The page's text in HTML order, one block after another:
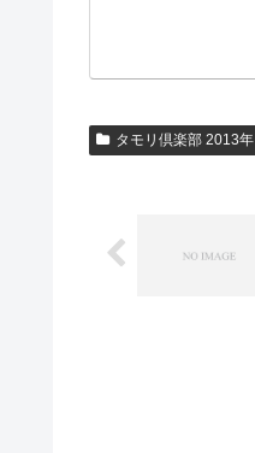
タモリ倶楽部 2013年